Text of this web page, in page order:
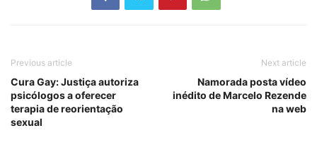
Previous article
Cura Gay: Justiça autoriza
psicólogos a oferecer
terapia de reorientação
sexual
Next article
Namorada posta vídeo
inédito de Marcelo Rezende
na web